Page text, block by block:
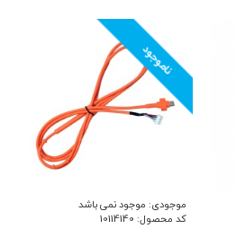
ناموجود
موجودی: موجود نمی باشد
کد محصول: 10114140